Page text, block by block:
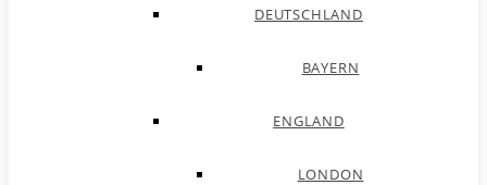
DEUTSCHLAND
BAYERN
ENGLAND
LONDON